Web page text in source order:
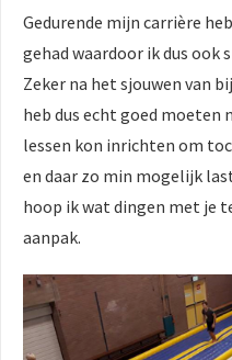
Gedurende mijn carrière
gehad waardoor ik dus ook
Zeker na het sjouwen van
heb dus echt goed moeten
lessen kon inrichten om
en daar zo min mogelijk
hoop ik wat dingen met je
aanpak.